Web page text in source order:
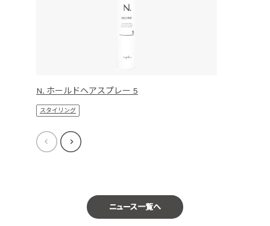
N. ホールドヘアスプレー 5
スタイリング
ニュース一覧へ